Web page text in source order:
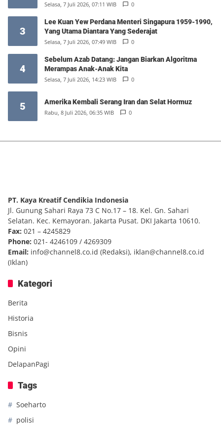
Selasa, 7 Juli 2026, 07:11 WIB 0
3
Lee Kuan Yew Perdana Menteri Singapura 1959-1990,
Yang Utama Diantara Yang Sederajat
Selasa, 7 Juli 2026, 07:49 WIB 0
4
Sebelum Azab Datang: Jangan Biarkan Algoritma
Merampas Anak-Anak Kita
Selasa, 7 Juli 2026, 14:23 WIB 0
5 Amerika Kembali Serang Iran dan Selat Hormuz
Rabu, 8 Juli 2026, 06:35 WIB 0
PT. Kaya Kreatif Cendikia Indonesia
Jl. Gunung Sahari Raya 73 C No.17 – 18. Kel. Gn. Sahari
Selatan. Kec. Kemayoran. Jakarta Pusat. DKI Jakarta 10610.
Fax: 021 – 4245829
Phone: 021- 4246109 / 4269309
Email: info@channel8.co.id (Redaksi), iklan@channel8.co.id
(Iklan)
Kategori
Berita
Historia
Bisnis
Opini
DelapanPagi
Tags
Soeharto
polisi